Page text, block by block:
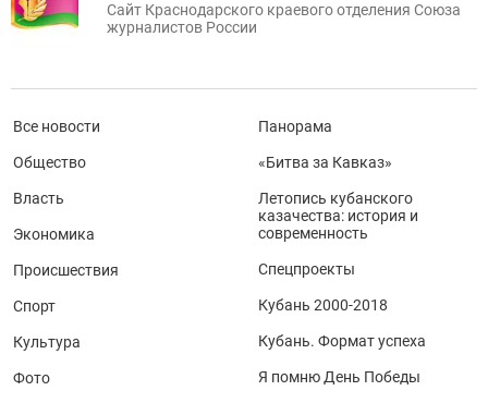
Сайт Краснодарского краевого отделения Союза
журналистов России
Все новости
Общество
Власть
Экономика
Происшествия
Спорт
Культура
Фото
Панорама
«Битва за Кавказ»
Летопись кубанского
казачества: история и
современность
Спецпроекты
Кубань 2000-2018
Кубань. Формат успеха
Я помню День Победы